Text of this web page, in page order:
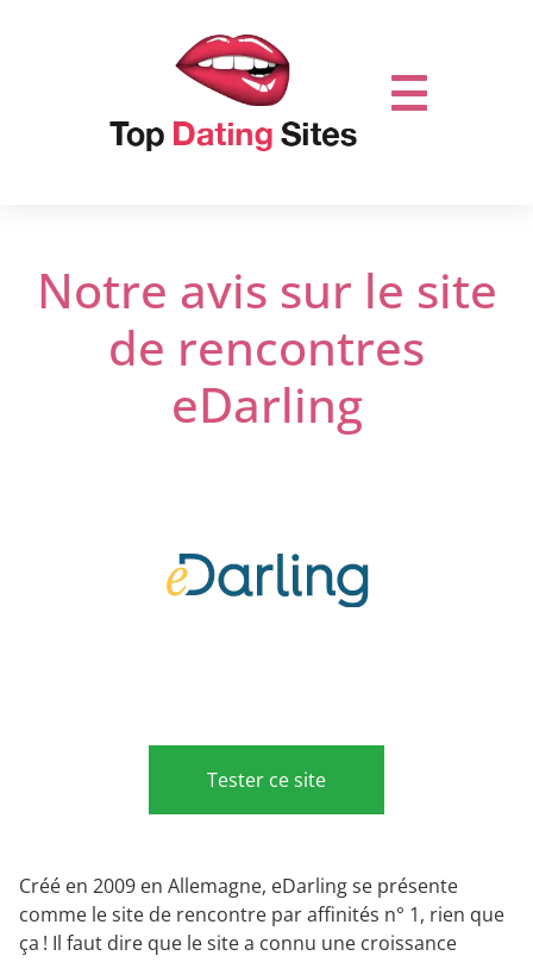
Notre avis sur le site
de rencontres
eDarling
Tester ce site
Créé en 2009 en Allemagne, eDarling se présente
comme le site de rencontre par affinités n° 1, rien que
ça ! Il faut dire que le site a connu une croissance